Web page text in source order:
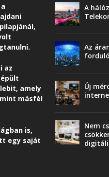
az
amely
másfél
is,
egy saját
A
Az
Új
Nem